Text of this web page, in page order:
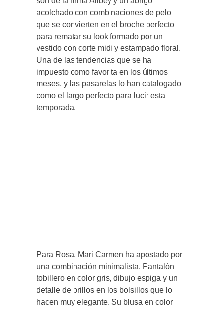
acolchado con combinaciones de pelo
que se convierten en el broche perfecto
para rematar su look formado por un
vestido con corte midi y estampado floral.
Una de las tendencias que se ha
impuesto como favorita en los últimos
meses, y las pasarelas lo han catalogado
como el largo perfecto para lucir esta
temporada.
Para Rosa, Mari Carmen ha apostado por
una combinación minimalista. Pantalón
tobillero en color gris, dibujo espiga y un
detalle de brillos en los bolsillos que lo
hacen muy elegante. Su blusa en color